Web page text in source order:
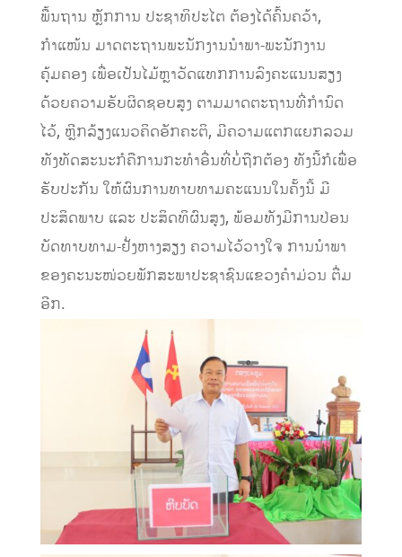
ພື້ນຖານ ຫຼັກການ ປະຊາທິປະໄຕ ຕ້ອງໄດ້ຄົ້ນຄວ້າ,
ກຳແໜ້ນ ມາດຕະຖານພະນັກງານນຳພາ-ພະນັກງານ
ຄຸ້ມຄອງ ເພື່ອເປັນໄມ້ຫຼາວັດແທກການລົງຄະແນນສຽງ
ດ້ວຍຄວາມຮັບຜິດຊອບສູງ ຕາມມາດຕະຖານທີ່ກຳນົດ
ໄວ້, ຫຼີກລ້ຽງແນວຄິດອັກຄະຕິ, ມີຄວາມແຕກແຍກລວມ
ທັງທັດສະນະກໍຄືການກະທຳອື່ນທີ່ບໍ່ຖືກຕ້ອງ ທັງນີ້ກໍເພື່ອ
ຮັບປະກັນ ໃຫ້ຜົນການທາບທາມຄະແນນໃນຄັ້ງນີ້ ມີ
ປະສິດພາບ ແລະ ປະສິດທິຜົນສູງ, ພ້ອມທັງມີການປ່ອນ
ບັດທາບທາມ-ຢັ່ງຫາງສຽງ ຄວາມໄວ້ວາງໃຈ ການນຳພາ
ຂອງຄະນະໜ່ວຍພັກສະພາປະຊາຊົນແຂວງຄໍາມ່ວນ ຕື່ມ
ອີກ.